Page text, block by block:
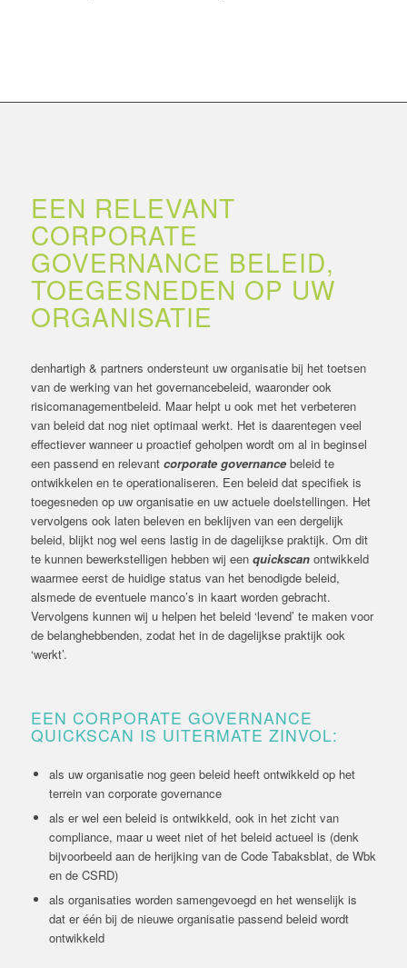
EEN RELEVANT
CORPORATE
GOVERNANCE BELEID,
TOEGESNEDEN OP UW
ORGANISATIE
denhartigh & partners ondersteunt uw organisatie bij het toetsen
van de werking van het governancebeleid, waaronder ook
risicomanagementbeleid. Maar helpt u ook met het verbeteren
van beleid dat nog niet optimaal werkt. Het is daarentegen veel
effectiever wanneer u proactief geholpen wordt om al in beginsel
een passend en relevant corporate governancebeleid te
ontwikkelen en te operationaliseren. Een beleid dat specifiek is
toegesneden op uw organisatie en uw actuele doelstellingen. Het
vervolgens ook laten beleven en beklijven van een dergelijk
beleid, blijkt nog wel eens lastig in de dagelijkse praktijk. Om dit
te kunnen bewerkstelligen hebben wij een quickscanontwikkeld
waarmee eerst de huidige status van het benodigde beleid,
alsmede de eventuele manco’s in kaart worden gebracht.
Vervolgens kunnen wij u helpen het beleid ‘levend’ te maken voor
de belanghebbenden, zodat het in de dagelijkse praktijk ook
‘werkt’.
EEN CORPORATE GOVERNANCE
QUICKSCAN IS UITERMATE ZINVOL:
als uw organisatie nog geen beleid heeft ontwikkeld op het
terrein van corporate governance
als er wel een beleid is ontwikkeld, ook in het zicht van
compliance, maar u weet niet of het beleid actueel is (denk
bijvoorbeeld aan de herijking van de Code Tabaksblat, de Wbk
en de CSRD)
als organisaties worden samengevoegd en het wenselijk is
dat er één bij de nieuwe organisatie passend beleid wordt
ontwikkeld